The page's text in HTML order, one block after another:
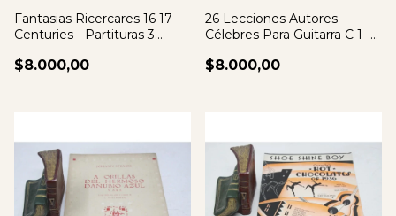
Fantasias Ricercares 16 17
Centuries - Partituras 3
$8.000,00
26 Lecciones Autores
Célebres Para Guitarra C 1 -
$8.000,00